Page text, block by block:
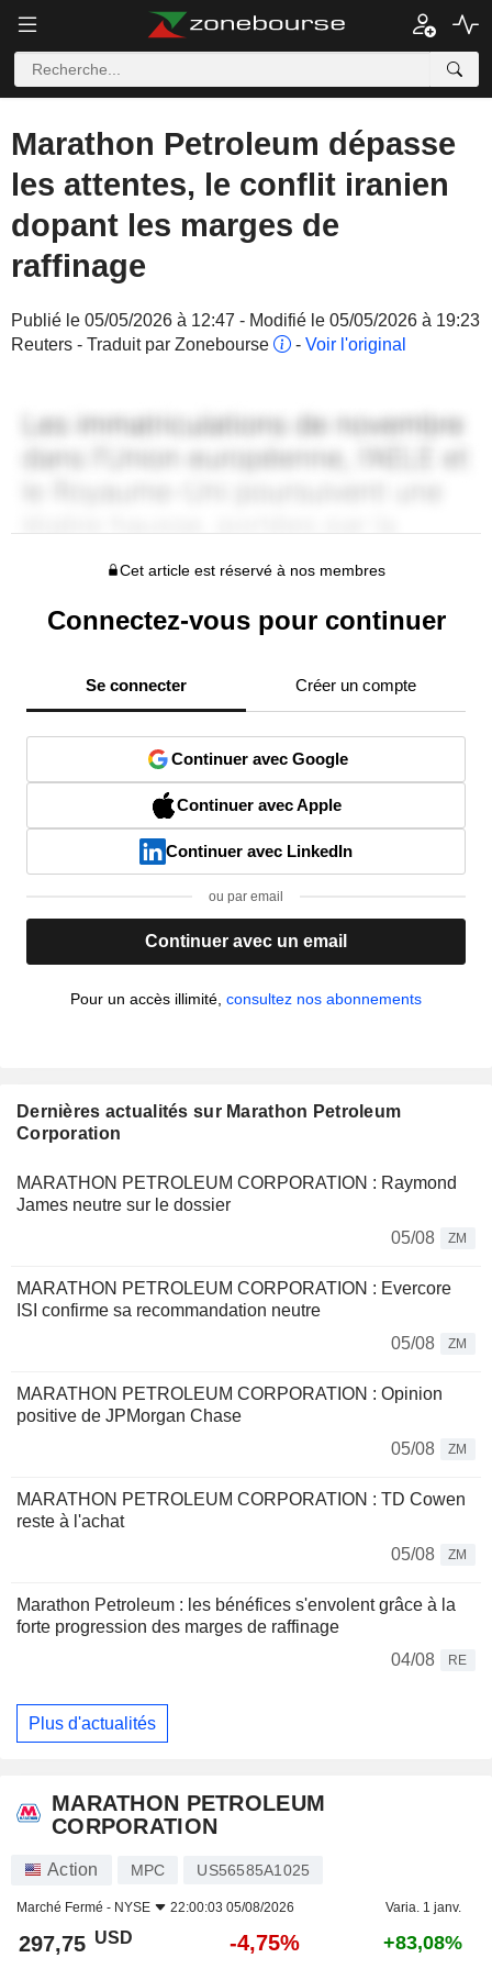
Marathon Petroleum dépasse
les attentes, le conflit iranien
dopant les marges de
raffinage
Publié le 05/05/2026 à 12:47 - Modifié le 05/05/2026 à 19:23
Reuters - Traduit par Zonebourse
- Voir l'original
Cet article est réservé à nos membres
Connectez-vous pour continuer
Se connecter Créer un compte
Continuer avec Google
Continuer avec Apple
Continuer avec LinkedIn
ou par email
Continuer avec un email
Pour un accès illimité, consultez nos abonnements
Dernières actualités sur Marathon Petroleum
Corporation
MARATHON PETROLEUM CORPORATION : Raymond
James neutre sur le dossier
05/08
ZM
MARATHON PETROLEUM CORPORATION : Evercore
ISI confirme sa recommandation neutre
05/08
ZM
MARATHON PETROLEUM CORPORATION : Opinion
positive de JPMorgan Chase
05/08
ZM
MARATHON PETROLEUM CORPORATION : TD Cowen
reste à l'achat
05/08
ZM
Marathon Petroleum : les bénéfices s'envolent grâce à la
forte progression des marges de raffinage
04/08
RE
Plus d'actualités
MARATHON PETROLEUM
CORPORATION
Action MPC US56585A1025
Marché Fermé - NYSE 22:00:03 05/08/2026 Varia. 1 janv.
297,75 USD -4,75% +83,08%